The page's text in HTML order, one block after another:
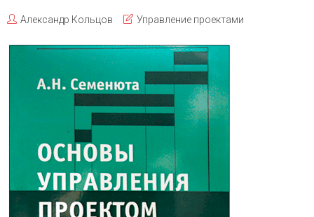
Александр Кольцов Управление проектами